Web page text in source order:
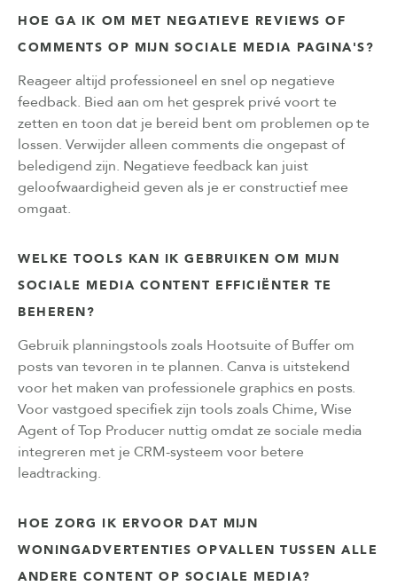
HOE GA IK OM MET NEGATIEVE REVIEWS OF
COMMENTS OP MIJN SOCIALE MEDIA PAGINA'S?
Reageer altijd professioneel en snel op negatieve
feedback. Bied aan om het gesprek privé voort te
zetten en toon dat je bereid bent om problemen op te
lossen. Verwijder alleen comments die ongepast of
beledigend zijn. Negatieve feedback kan juist
geloofwaardigheid geven als je er constructief mee
omgaat.
WELKE TOOLS KAN IK GEBRUIKEN OM MIJN
SOCIALE MEDIA CONTENT EFFICIËNTER TE
BEHEREN?
Gebruik planningstools zoals Hootsuite of Buffer om
posts van tevoren in te plannen. Canva is uitstekend
voor het maken van professionele graphics en posts.
Voor vastgoed specifiek zijn tools zoals Chime, Wise
Agent of Top Producer nuttig omdat ze sociale media
integreren met je CRM-systeem voor betere
leadtracking.
HOE ZORG IK ERVOOR DAT MIJN
WONINGADVERTENTIES OPVALLEN TUSSEN ALLE
ANDERE CONTENT OP SOCIALE MEDIA?